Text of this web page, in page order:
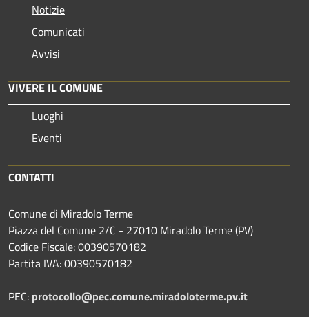
Notizie
Comunicati
Avvisi
VIVERE IL COMUNE
Luoghi
Eventi
CONTATTI
Comune di Miradolo Terme
Piazza del Comune 2/C - 27010 Miradolo Terme (PV)
Codice Fiscale: 00390570182
Partita IVA: 00390570182
PEC: protocollo@pec.comune.miradoloterme.pv.it